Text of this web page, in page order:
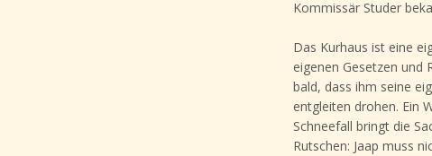
Kommissär Studer
Das Kurhaus ist eine
eigenen Gesetzen und
bald, dass ihm seine
entgleiten drohen. Ein
Schneefall bringt die
Rutschen: Jaap muss